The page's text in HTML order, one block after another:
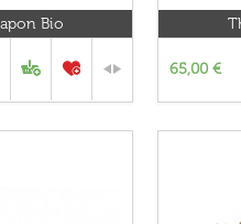
Bio
65,00 €